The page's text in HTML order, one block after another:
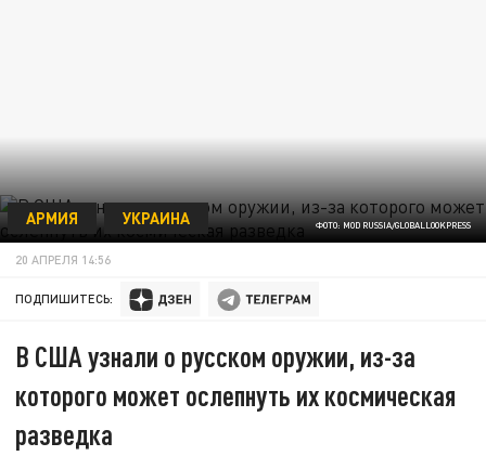
ФОТО: MOD RUSSIA/GLOBALLOOKPRESS
АРМИЯ УКРАИНА
20 АПРЕЛЯ 14:56
ПОДПИШИТЕСЬ:
В США узнали о русском оружии, из-за
которого может ослепнуть их космическая
разведка